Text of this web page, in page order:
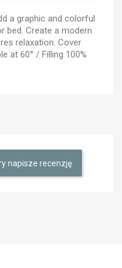
a graphic and colorful
bed. Create a modern
relaxation. Cover
at 60° / Filling 100%
napisze recenzję